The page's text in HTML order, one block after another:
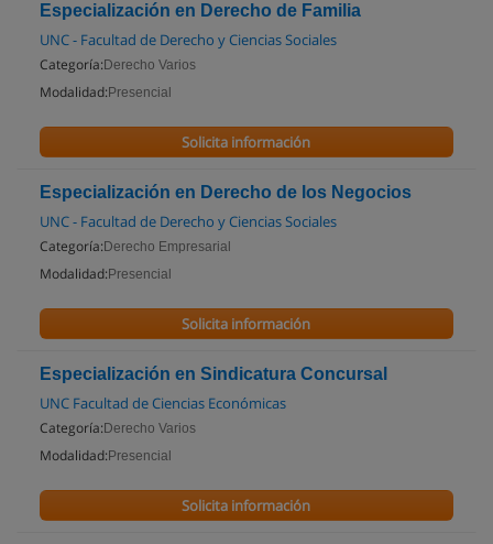
Especialización en Derecho de Familia
UNC - Facultad de Derecho y Ciencias Sociales
Categoría: Derecho Varios
Modalidad: Presencial
Solicita información
Especialización en Derecho de los Negocios
UNC - Facultad de Derecho y Ciencias Sociales
Categoría: Derecho Empresarial
Modalidad: Presencial
Solicita información
Especialización en Sindicatura Concursal
UNC Facultad de Ciencias Económicas
Categoría: Derecho Varios
Modalidad: Presencial
Solicita información